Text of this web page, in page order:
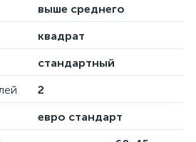
выше среднего
квадрат
стандартный
2
евро стандарт